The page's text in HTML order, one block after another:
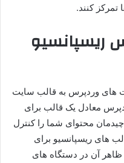
تمرکز کنند.
ریسپانسیو
های وردپرس به قالب سایت
معادل یک قالب برای
محتوای شما را کنترل
های ریسپانسیو برای
ظاهر آن در دستگاه های